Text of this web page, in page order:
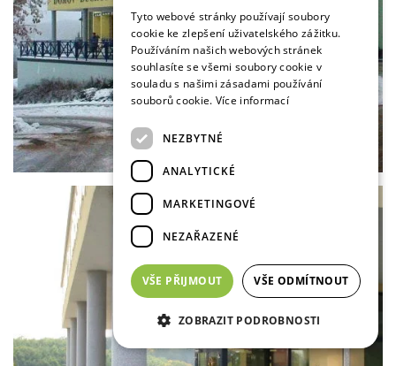
Tyto webové stránky používají soubory
cookie ke zlepšení uživatelského zážitku.
Používáním našich webových stránek
souhlasíte se všemi soubory cookie v
souladu s našimi zásadami používání
souborů cookie. Více informací
NEZBYTNÉ
ANALYTICKÉ
MARKETINGOVÉ
NEZAŘAZENÉ
VŠE PŘIJMOUT VŠE ODMÍTNOUT
ZOBRAZIT PODROBNOSTI